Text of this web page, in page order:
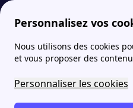
Personnalisez vos
Nous utilisons des cookies
et vous proposer des
Personnaliser les cookies
papernest Etat des lieux
Grille de